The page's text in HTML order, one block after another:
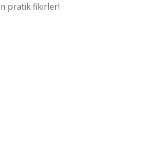
pratik fikirler!